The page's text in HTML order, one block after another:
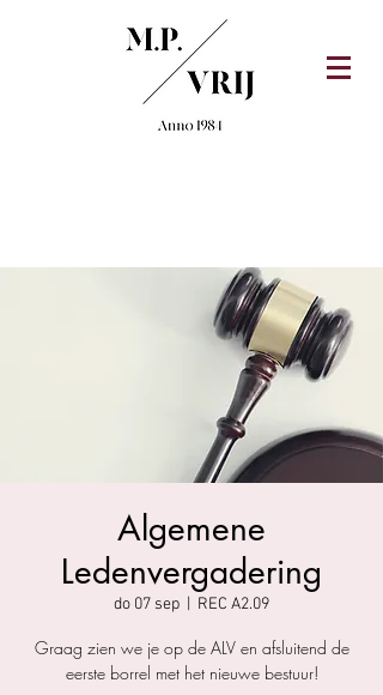
Algemene
Ledenvergadering
do 07 sep REC A2.09
Graag zien we je op de ALV en afsluitend de
eerste borrel met het nieuwe bestuur!